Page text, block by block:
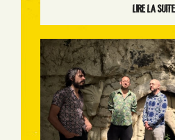
Lire la